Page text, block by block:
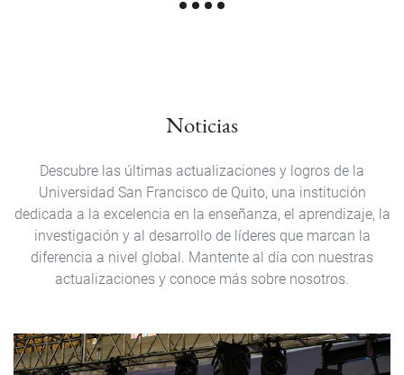
Noticias
Descubre las últimas actualizaciones y logros de la
Universidad San Francisco de Quito, una institución
dedicada a la excelencia en la enseñanza, el aprendizaje, la
investigación y al desarrollo de líderes que marcan la
diferencia a nivel global. Mantente al día con nuestras
actualizaciones y conoce más sobre nosotros.